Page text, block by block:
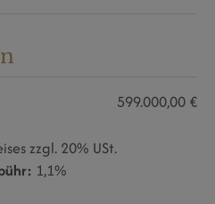
599.000,00 €
zzgl. 20% USt.
1,1%